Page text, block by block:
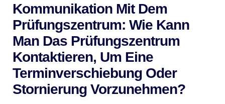
Kommunikation Mit Dem
Prüfungszentrum: Wie Kann
Man Das Prüfungszentrum
Kontaktieren, Um Eine
Terminverschiebung Oder
Stornierung Vorzunehmen?